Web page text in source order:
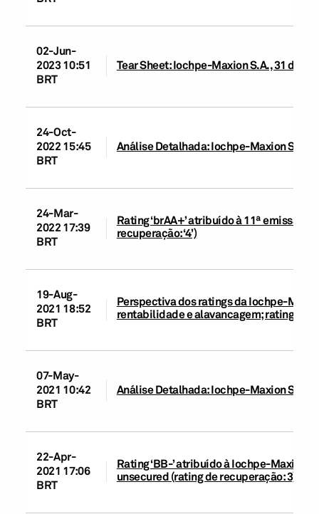
02-Jun-
2023 10:51
BRT
Tear Sheet: Iochpe-Maxion S.A., 31 de
24-Oct-
2022 15:45
BRT
Análise Detalhada: Iochpe-Maxion S.A.,
24-Mar-
2022 17:39
BRT
Rating ‘brAA+’ atribuído à 11ª emissão
recuperação: ‘4’)
19-Aug-
2021 18:52
BRT
Perspectiva dos ratings da Iochpe-
rentabilidade e alavancagem; ratings
07-May-
2021 10:42
BRT
Análise Detalhada: Iochpe-Maxion S.A.,
22-Apr-
2021 17:06
BRT
Rating ‘BB-’ atribuído à Iochpe-Maxion
unsecured (rating de recuperação: 3);